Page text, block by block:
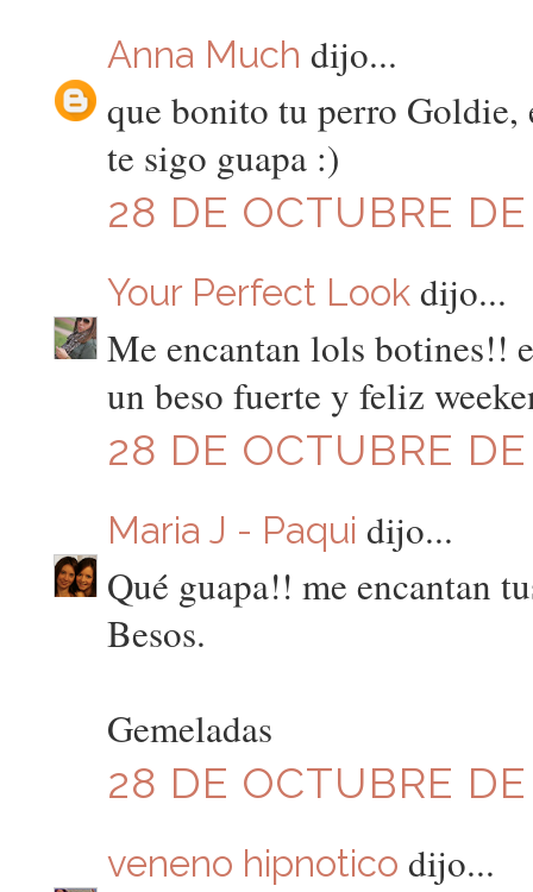
Anna Much dijo...
que bonito tu perro Goldie,
te sigo guapa :)
28 DE OCTUBRE
Your Perfect Lookdijo...
Me encantan lols botines!!
un beso fuerte y feliz
28 DE OCTUBRE
Maria J - Paqui dijo...
Qué guapa!! me encantan
Besos.
Gemeladas
28 DE OCTUBRE
veneno hipnotico dijo...